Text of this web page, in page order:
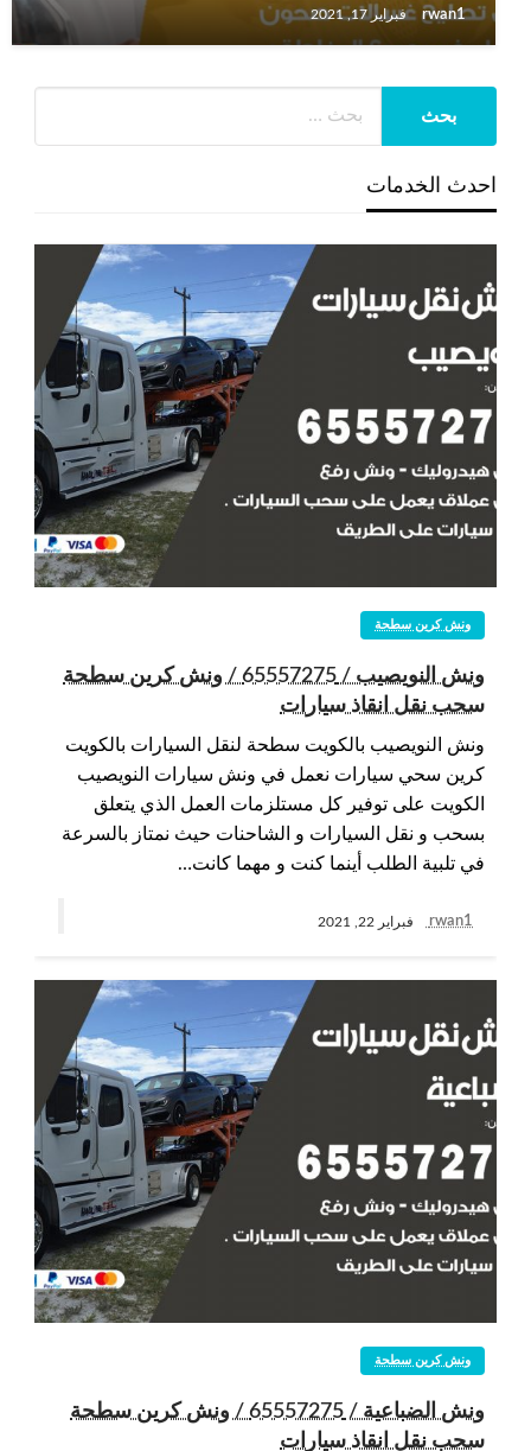
rwan1 فبراير 17, 2021
احدث الخدمات
ونش كرين سطحة
ونش النويصيب / 65557275 / ونش كرين سطحة
سحب نقل انقاذ سيارات
ونش النويصيب بالكويت سطحة لنقل السيارات بالكويت
كرين سحي سيارات نعمل في ونش سيارات النويصيب
الكويت على توفير كل مستلزمات العمل الذي يتعلق
بسحب و نقل السيارات و الشاحنات حيث نمتاز بالسرعة
في تلبية الطلب أينما كنت و مهما كانت…
rwan1 فبراير 22, 2021
ونش كرين سطحة
ونش الضباعية / 65557275 / ونش كرين سطحة
سحب نقل انقاذ سيارات